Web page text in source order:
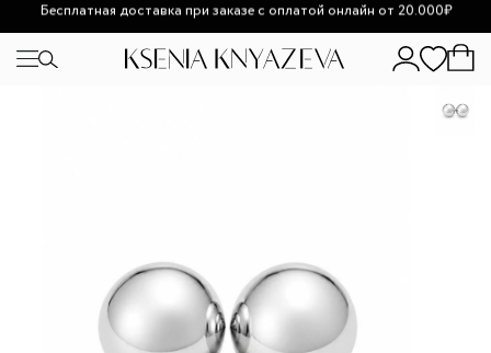
Возможно увеличение сроков доставки из-за высокой